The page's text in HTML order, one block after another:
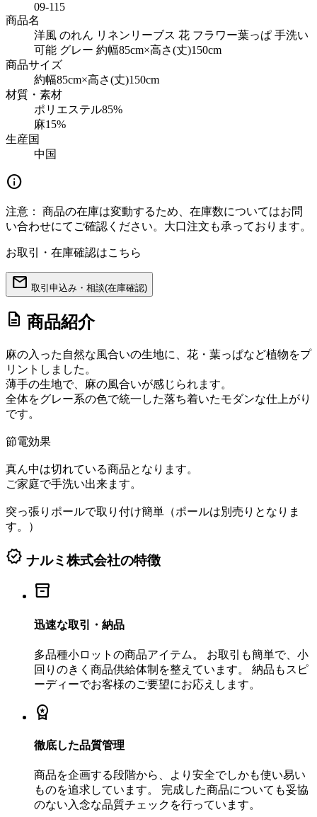
09-115
商品名
洋風 のれん リネンリーブス 花 フラワー葉っぱ 手洗い
可能 グレー 約幅85cm×高さ(丈)150cm
商品サイズ
約幅85cm×高さ(丈)150cm
材質・素材
ポリエステル85%
麻15%
生産国
中国
info
注意：
商品の在庫は変動するため、在庫数についてはお問
い合わせにてご確認ください。大口注文も承っております。
お取引・在庫確認はこちら
mail 取引申込み・相談(在庫確認)
description 商品紹介
麻の入った自然な風合いの生地に、花・葉っぱなど植物をプ
リントしました。
薄手の生地で、麻の風合いが感じられます。
全体をグレー系の色で統一した落ち着いたモダンな仕上がり
です。
節電効果
真ん中は切れている商品となります。
ご家庭で手洗い出来ます。
突っ張りポールで取り付け簡単（ポールは別売りとなりま
す。）
verified ナルミ株式会社の特徴
inventory_2
迅速な取引・納品
多品種小ロットの商品アイテム。 お取引も簡単で、小
回りのきく商品供給体制を整えています。 納品もスピ
ーディーでお客様のご要望にお応えします。
workspace_premium
徹底した品質管理
商品を企画する段階から、より安全でしかも使い易い
ものを追求しています。 完成した商品についても妥協
のない入念な品質チェックを行っています。